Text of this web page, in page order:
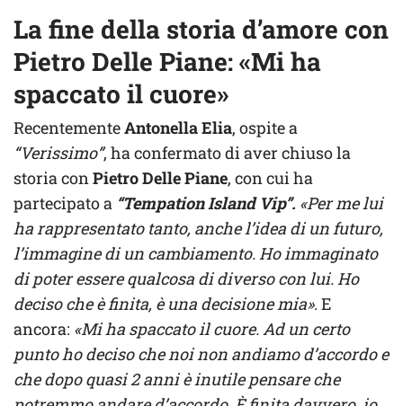
La fine della storia d’amore con
Pietro Delle Piane: «Mi ha
spaccato il cuore»
RecentementeAntonella Elia, ospite a
“Verissimo”, ha confermato di aver chiuso la
storia conPietro Delle Piane, con cui ha
partecipato a “Tempation Island Vip”. «Per me lui
ha rappresentato tanto, anche l’idea di un futuro,
l’immagine di un cambiamento. Ho immaginato
di poter essere qualcosa di diverso con lui. Ho
deciso che è finita, è una decisione mia». E
ancora: «Mi ha spaccato il cuore. Ad un certo
punto ho deciso che noi non andiamo d’accordo e
che dopo quasi 2 anni è inutile pensare che